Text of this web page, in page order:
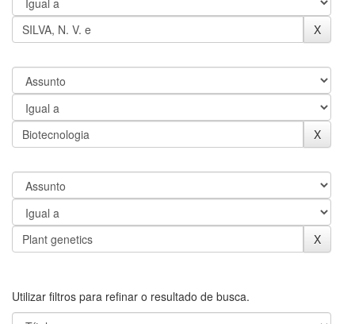
Utilizar filtros para refinar o resultado de busca.